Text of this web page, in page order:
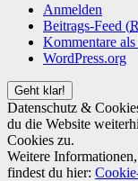
Anmelden
Beitrags-Feed (
Kommentare als
WordPress.org
Datenschutz &
du die Website
Cookies zu.
Weitere
findest du hier: